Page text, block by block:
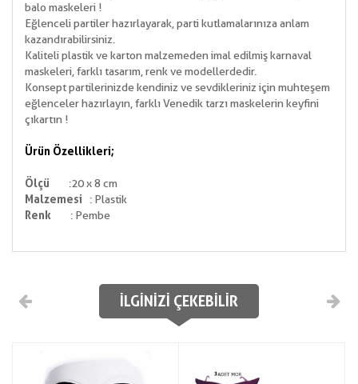
balo maskeleri !
Eğlenceli partiler hazırlayarak, parti kutlamalarınıza anlam
kazandırabilirsiniz.
Kaliteli plastik ve karton malzemeden imal edilmiş karnaval
maskeleri, farklı tasarım, renk ve modellerdedir.
Konsept partilerinizde kendiniz ve sevdikleriniz için muhteşem
eğlenceler hazırlayın, farklı Venedik tarzı maskelerin keyfini
çıkartın !
Ürün Özellikleri;
Ölçü
:20 x 8 cm
Malzemesi
: Plastik
Renk
: Pembe
İLGINIZI ÇEKEBILIR